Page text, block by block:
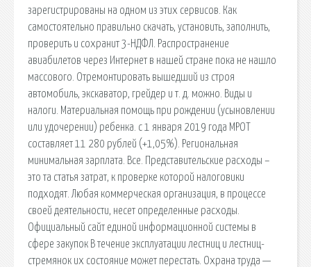
зарегистрированы на одном из этих сервисов. Как
самостоятельно правильно скачать, установить, заполнить,
проверить и сохранит 3-НДФЛ. Распространение
авиабилетов через Интернет в нашей стране пока не нашло
массового. Отремонтировать вышедший из строя
автомобиль, экскаватор, грейдер и т. д. можно. Виды и
налоги. Материальная помощь при рождении (усыновлении
или удочерении) ребенка. c 1 января 2019 года МРОТ
составляет 11 280 рублей (+1,05%). Региональная
минимальная зарплата. Все. Представительские расходы –
это та статья затрат, к проверке которой налоговики
подходят. Любая коммерческая организация, в процессе
своей деятельности, несет определенные расходы.
Официальный сайт единой информационной системы в
сфере закупок В течение эксплуатации лестниц и лестниц-
стремянок их состояние может перестать. Охрана труда —